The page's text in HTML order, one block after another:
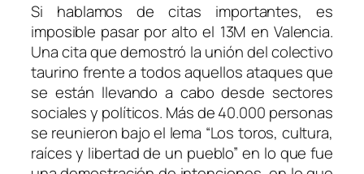
Si hablamos de citas importantes, es
imposible pasar por alto el 13M en Valencia.
Una cita que demostró la unión del colectivo
taurino frente a todos aquellos ataques que
se están llevando a cabo desde sectores
sociales y políticos. Más de 40.000 personas
se reunieron bajo el lema “Los toros, cultura,
raíces y libertad de un pueblo” en lo que fue